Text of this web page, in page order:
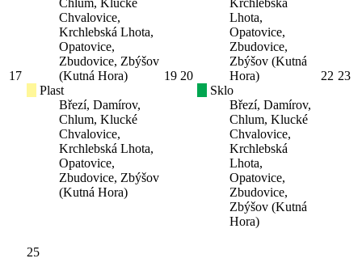
17
Chvalovice,
Krchlebská Lhota,
Opatovice,
Zbudovice, Zbýšov
(Kutná Hora)
Plast
Březí, Damírov,
Chlum, Klucké
Chvalovice,
Krchlebská Lhota,
Opatovice,
Zbudovice, Zbýšov
(Kutná Hora)
19 20
Lhota,
Opatovice,
Zbudovice,
Zbýšov (Kutná
Hora)
Sklo
Březí, Damírov,
Chlum, Klucké
Chvalovice,
Krchlebská
Lhota,
Opatovice,
Zbudovice,
Zbýšov (Kutná
Hora)
22 23
25